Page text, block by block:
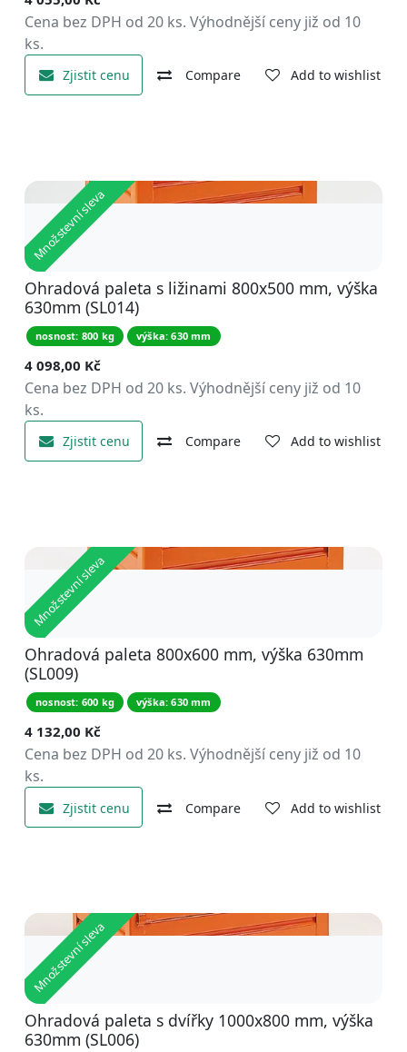
Cena bez DPH od 20 ks. Výhodnější ceny již od 10
ks.
Zjistit cenu Compare Add to wishlist
Množstevní sleva
Ohradová paleta s ližinami 800x500 mm, výška
630mm (SL014)
nosnost: 800 kg výška: 630 mm
4 098,00 Kč
Cena bez DPH od 20 ks. Výhodnější ceny již od 10
ks.
Zjistit cenu Compare Add to wishlist
Množstevní sleva
Ohradová paleta 800x600 mm, výška 630mm
(SL009)
nosnost: 600 kg výška: 630 mm
4 132,00 Kč
Cena bez DPH od 20 ks. Výhodnější ceny již od 10
ks.
Zjistit cenu Compare Add to wishlist
Množstevní sleva
Ohradová paleta s dvířky 1000x800 mm, výška
630mm (SL006)